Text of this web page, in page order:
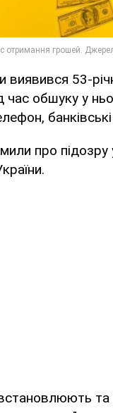
виявився 53-
час обшуку у
про підозру